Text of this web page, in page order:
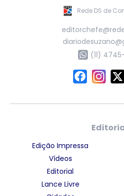
Rede DS de
(11)
Edição Impressa
Vídeos
Editorial
Lance Livre